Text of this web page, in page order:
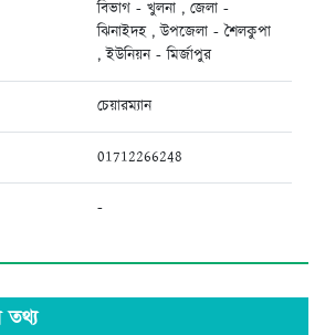
বিভাগ - খুলনা , জেলা -
ঝিনাইদহ , উপজেলা - শৈলকুপা
, ইউনিয়ন - মির্জাপুর
চেয়ারম্যান
01712266248
-
তথ্য